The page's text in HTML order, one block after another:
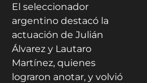
El seleccionador
argentino destacó la
actuación de Julián
Álvarez y Lautaro
Martínez, quienes
lograron anotar, y volvió